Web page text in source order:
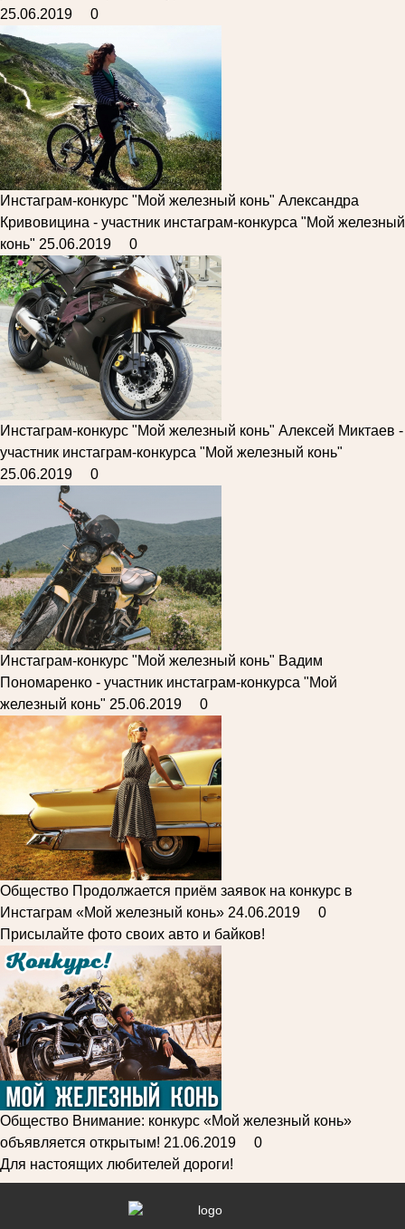
25.06.2019
0
Инстаграм-конкурс "Мой железный конь" Александра
Кривовицина - участник инстаграм-конкурса "Мой железный
конь" 25.06.2019 0
Инстаграм-конкурс "Мой железный конь" Алексей Миктаев -
участник инстаграм-конкурса "Мой железный конь"
25.06.2019
0
Инстаграм-конкурс "Мой железный конь" Вадим
Пономаренко - участник инстаграм-конкурса "Мой
железный конь" 25.06.2019 0
Общество Продолжается приём заявок на конкурс в
Инстаграм «Мой железный конь» 24.06.2019
0
Присылайте фото своих авто и байков!
Общество Внимание: конкурс «Мой железный конь»
объявляется открытым! 21.06.2019
0
Для настоящих любителей дороги!